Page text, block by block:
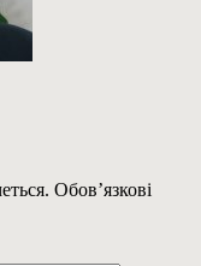
Обов’язкові